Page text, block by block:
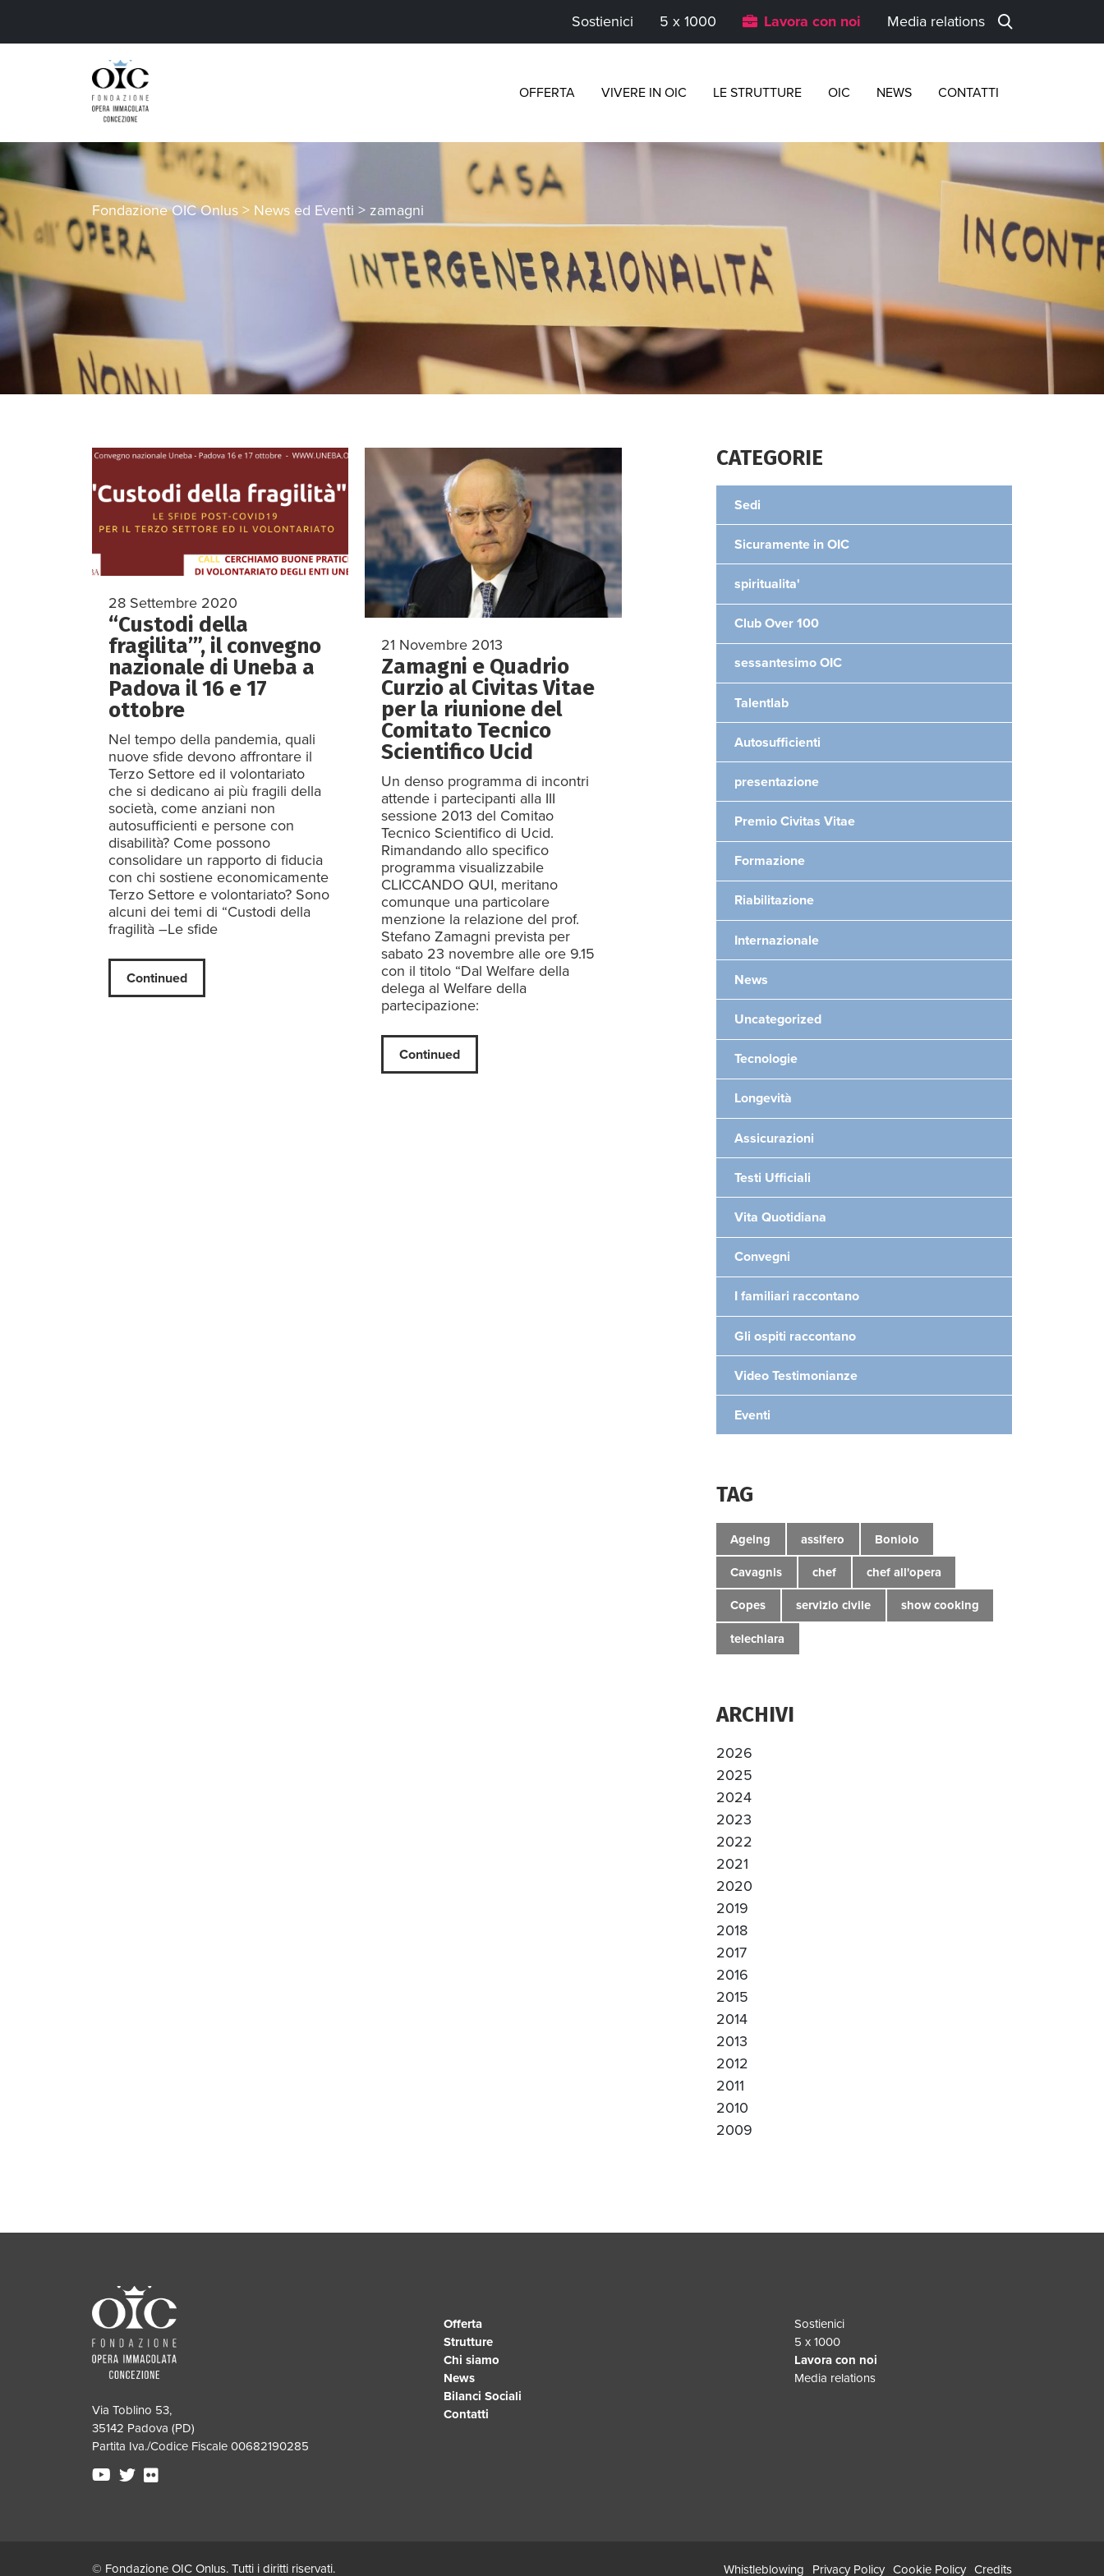
Sostienici 5 x 1000 Lavora con noi Media relations
OFFERTA VIVERE IN OIC LE STRUTTURE OIC NEWS CONTATTI
Fondazione OIC Onlus > News ed Eventi > zamagni
28 Settembre 2020
“Custodi della
fragilita’”, il convegno
nazionale di Uneba a
Padova il 16 e 17
ottobre
Nel tempo della pandemia, quali
nuove sfide devono affrontare il
Terzo Settore ed il volontariato
che si dedicano ai più fragili della
società, come anziani non
autosufficienti e persone con
disabilità? Come possono
consolidare un rapporto di fiducia
con chi sostiene economicamente
Terzo Settore e volontariato? Sono
alcuni dei temi di “Custodi della
fragilità –Le sfide
Continued
21 Novembre 2013
Zamagni e Quadrio
Curzio al Civitas Vitae
per la riunione del
Comitato Tecnico
Scientifico Ucid
Un denso programma di incontri
attende i partecipanti alla III
sessione 2013 del Comitao
Tecnico Scientifico di Ucid.
Rimandando allo specifico
programma visualizzabile
CLICCANDO QUI, meritano
comunque una particolare
menzione la relazione del prof.
Stefano Zamagni prevista per
sabato 23 novembre alle ore 9.15
con il titolo “Dal Welfare della
delega al Welfare della
partecipazione:
Continued
CATEGORIE
Sedi
Sicuramente in OIC
spiritualita'
Club Over 100
sessantesimo OIC
Talentlab
Autosufficienti
presentazione
Premio Civitas Vitae
Formazione
Riabilitazione
Internazionale
News
Uncategorized
Tecnologie
Longevità
Assicurazioni
Testi Ufficiali
Vita Quotidiana
Convegni
I familiari raccontano
Gli ospiti raccontano
Video Testimonianze
Eventi
TAG
Ageing assifero Boniolo
Cavagnis chef chef all'opera
Copes servizio civile show cooking
telechiara
ARCHIVI
2026
2025
2024
2023
2022
2021
2020
2019
2018
2017
2016
2015
2014
2013
2012
2011
2010
2009
Via Toblino 53,
35142 Padova (PD)
Partita Iva./Codice Fiscale 00682190285
Offerta
Strutture
Chi siamo
News
Bilanci Sociali
Contatti
Sostienici
5 x 1000
Lavora con noi
Media relations
© Fondazione OIC Onlus. Tutti i diritti riservati. Whistleblowing Privacy Policy Cookie Policy Credits